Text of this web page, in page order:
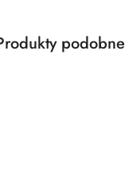
produktówpodobne